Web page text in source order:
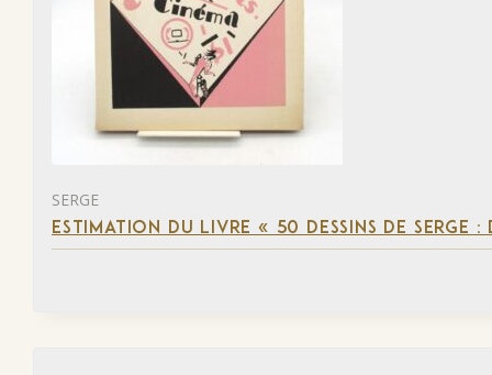
SERGE
ESTIMATION DU LIVRE « 50 DESSINS DE SERGE